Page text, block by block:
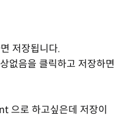
저장됩니다.
없음을 클릭하고 저장하면
으로 하고싶은데 저장이